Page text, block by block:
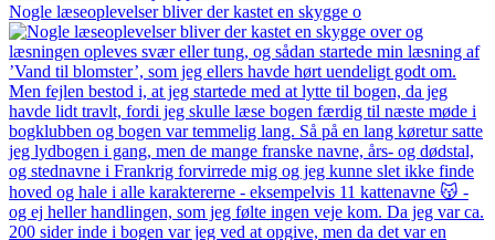
Nogle læseoplevelser bliver der kastet en skygge o